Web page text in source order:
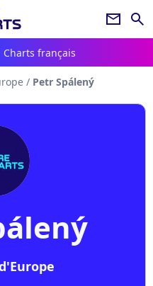
newsletter search
Charts français
/ Petr Spálený